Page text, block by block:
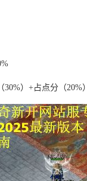
）+占点分（20%）